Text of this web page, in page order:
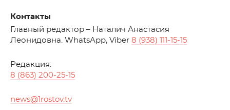
Контакты
Главный редактор – Наталич Анастасия
Леонидовна. WhatsApp, Viber 8 (938) 111-15-15
Редакция:
8 (863) 200-25-15
news@1rostov.tv